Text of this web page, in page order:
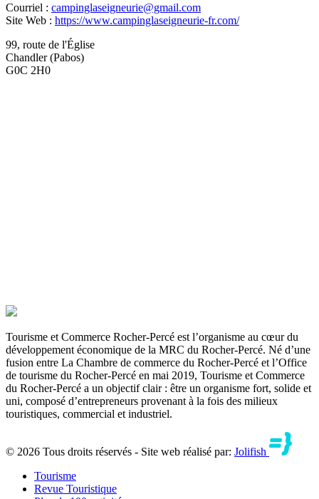
Courriel : campinglaseigneurie@gmail.com
Site Web : https://www.campinglaseigneurie-fr.com/
99, route de l'Église
Chandler (Pabos)
G0C 2H0
Tourisme et Commerce Rocher-Percé est l’organisme au cœur du
développement économique de la MRC du Rocher-Percé. Né d’une
fusion entre La Chambre de commerce du Rocher-Percé et l’Office
de tourisme du Rocher-Percé en mai 2019, Tourisme et Commerce
du Rocher-Percé a un objectif clair : être un organisme fort, solide et
uni, composé d’entrepreneurs provenant à la fois des milieux
touristiques, commercial et industriel.
© 2026 Tous droits réservés - Site web réalisé par: Jolifish
Tourisme
Revue Touristique